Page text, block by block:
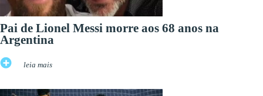
Pai de Lionel Messi morre aos 68 anos na
Argentina
leia mais